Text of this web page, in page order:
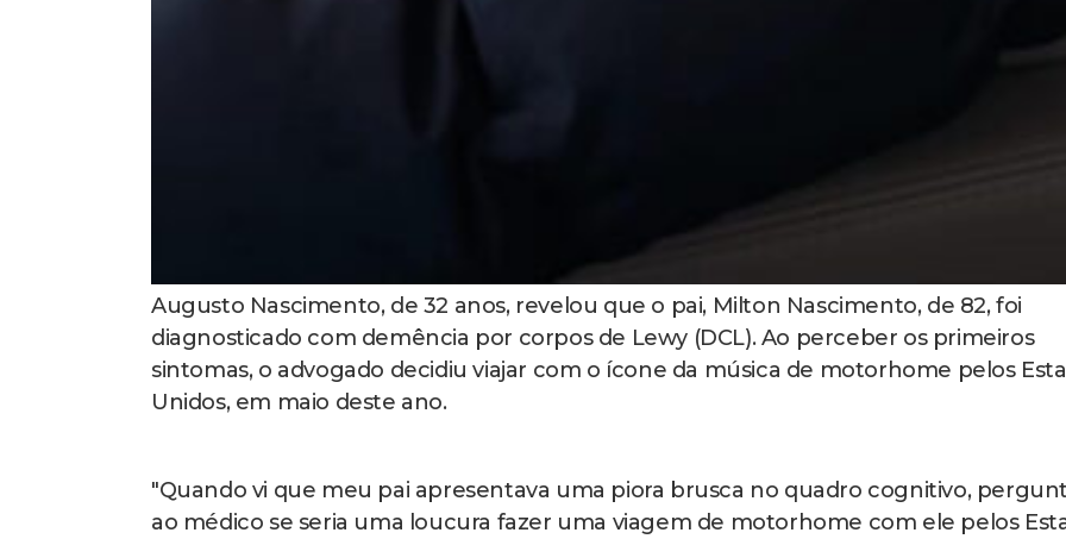
Augusto Nascimento, de 32 anos, revelou que o pai, Milton Nascimento, de 82, foi
diagnosticado com demência por corpos de Lewy (DCL). Ao perceber os primeiros
sintomas, o advogado decidiu viajar com o ícone da música de motorhome pelos
Unidos, em maio deste ano.
"Quando vi que meu pai apresentava uma piora brusca no quadro cognitivo,
ao médico se seria uma loucura fazer uma viagem de motorhome com ele pelos